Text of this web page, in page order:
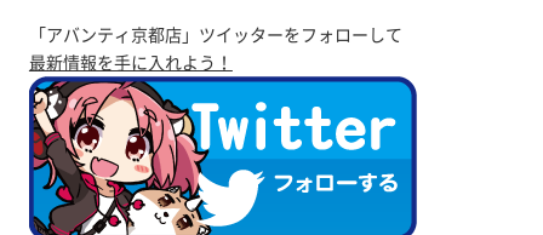
「アバンティ京都店」ツイッターをフォローして
最新情報を手に入れよう！